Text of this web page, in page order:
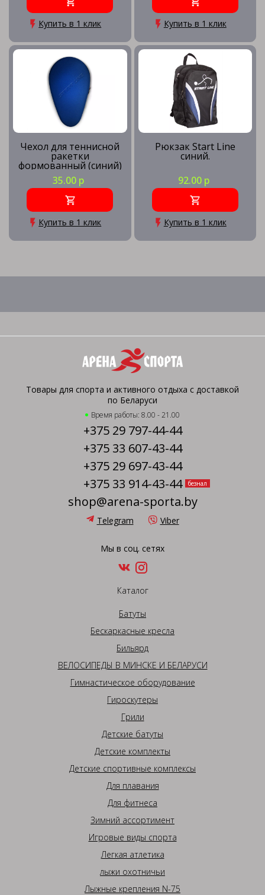
Купить в 1 клик Купить в 1 клик
Чехол для теннисной
ракетки
формованный (синий)
35.00 р
Купить в 1 клик
Рюкзак Start Line
синий.
92.00 р
Купить в 1 клик
Товары для спорта и активного отдыха с доставкой
по Беларуси
Время работы: 8.00 - 21.00
+375 29 797-44-44
+375 33 607-43-44
+375 29 697-43-44
+375 33 914-43-44
безнал
shop@arena-sporta.by
Telegram Viber
Мы в соц. сетях
Каталог
Батуты
Бескаркасные кресла
Бильярд
ВЕЛОСИПЕДЫ В МИНСКЕ И БЕЛАРУСИ
Гимнастическое оборудование
Гироскутеры
Грили
Детские батуты
Детские комплекты
Детские спортивные комплексы
Для плавания
Для фитнеса
Зимний ассортимент
Игровые виды спорта
Легкая атлетика
лыжи охотничьи
Лыжные крепления N-75